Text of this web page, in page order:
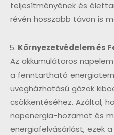
teljesítményének és
révén hosszabb távon is
Környezetvédelem és
Az akkumulátoros
a fenntartható
üvegházhatású gázok
csökkentéséhez. Azáltal,
napenergia-hozamot és
energiafelvásárlást, ezek